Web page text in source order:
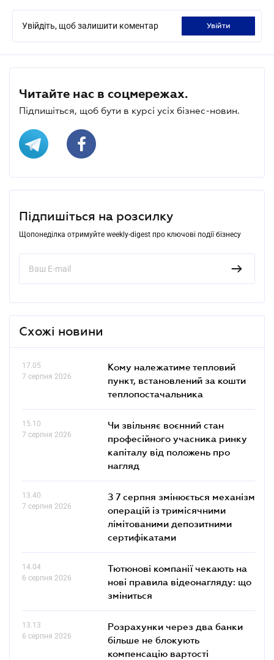
Увійдіть, щоб залишити коментар увійти
Читайте нас в соцмережах.
Підпишіться, щоб бути в курсі усіх бізнес-новин.
Підпишіться на розсилку
Щопонеділка отримуйте weekly-digest про ключові події бізнесу
Схожі новини
17.05
7 серпня 2026
Кому належатиме тепловий
пункт, встановлений за кошти
теплопостачальника
15.10
7 серпня 2026
Чи звільняє воєнний стан
професійного учасника ринку
капіталу від положень про
нагляд
13.40
7 серпня 2026
З 7 серпня змінюється механізм
операцій із тримісячними
лімітованими депозитними
сертифікатами
14.04
6 серпня 2026
Тютюнові компанії чекають на
нові правила відеонагляду: що
зміниться
13.13
6 серпня 2026
Розрахунки через два банки
більше не блокують
компенсацію вартості